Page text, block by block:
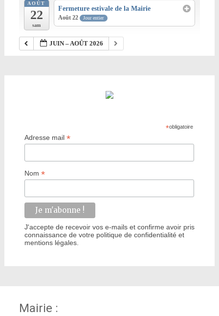
AOÛT
22
sam
Fermeture estivale de la Mairie
Août 22 Jour entier
JUIN – AOÛT 2026
*obligatoire
Adresse mail*
Nom*
J'accepte de recevoir vos e-mails et confirme avoir pris
connaissance de votre politique de confidentialité et
mentions légales.
Mairie :